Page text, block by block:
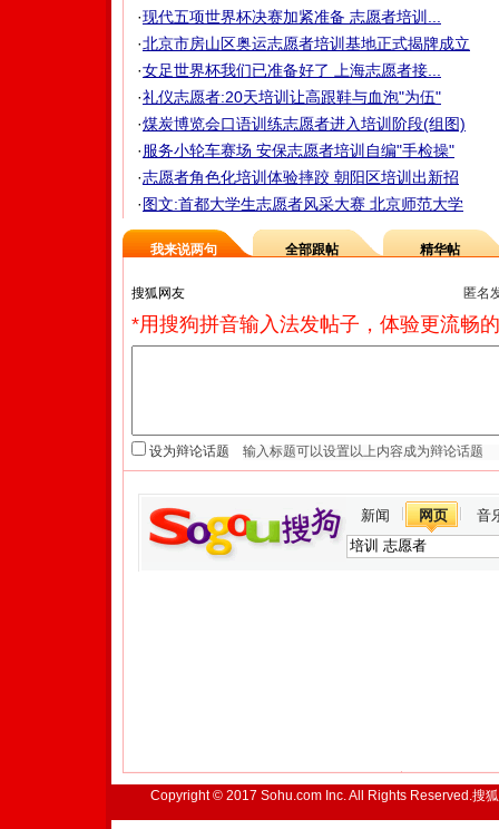
·现代五项世界杯决赛加紧准备 志愿者培训...
·北京市房山区奥运志愿者培训基地正式揭牌成立
·女足世界杯我们已准备好了 上海志愿者接...
·礼仪志愿者:20天培训让高跟鞋与血泡"为伍"
·煤炭博览会口语训练志愿者进入培训阶段(组图)
·服务小轮车赛场 安保志愿者培训自编"手检操"
·志愿者角色化培训体验摔跤 朝阳区培训出新招
·图文:首都大学生志愿者风采大赛 北京师范大学
我来说两句 全部跟帖 精华帖
匿名
*用搜狗拼音输入法发帖子，体验更流畅
设为辩论话题
新闻 网页 音
Copyright © 2017 Sohu.com Inc. All Rights Reserved.搜